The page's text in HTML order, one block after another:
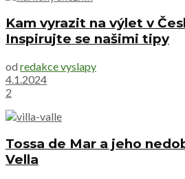
Kam vyrazit na výlet v
Inspirujte se našimi tipy
od redakce vyslapy
4.1.2024
2
Tossa de Mar a jeho
Vella